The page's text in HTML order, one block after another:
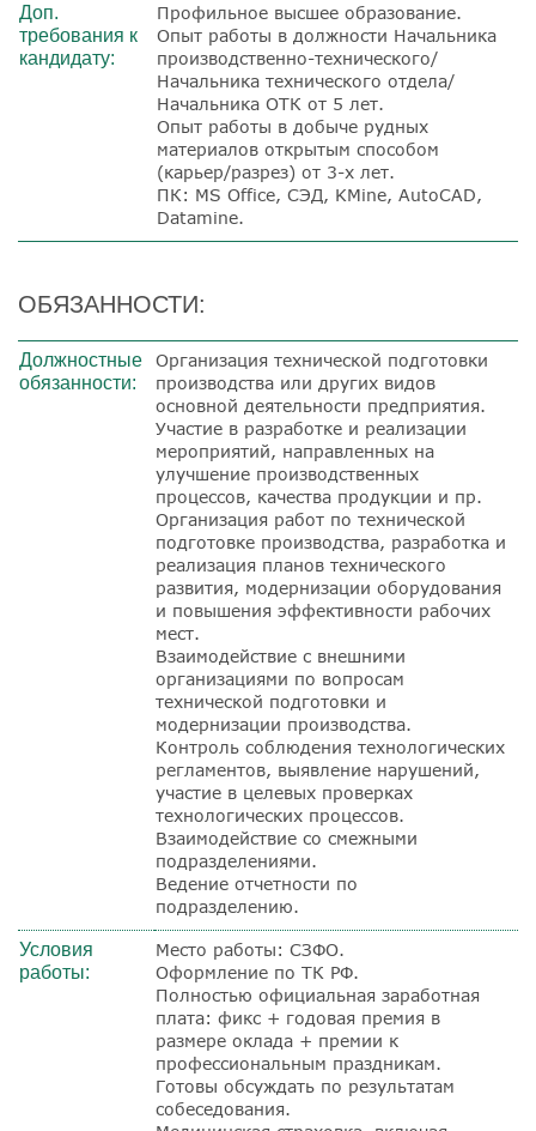
Доп.
требования к
кандидату:
Профильное высшее образование.
Опыт работы в должности Начальника
производственно-технического/
Начальника технического отдела/
Начальника ОТК от 5 лет.
Опыт работы в добыче рудных
материалов открытым способом
(карьер/разрез) от 3-х лет.
ПК: MS Office, СЭД, KMine, AutoCAD,
Datamine.
ОБЯЗАННОСТИ:
Должностные
обязанности:
Организация технической подготовки
производства или других видов
основной деятельности предприятия.
Участие в разработке и реализации
мероприятий, направленных на
улучшение производственных
процессов, качества продукции и пр.
Организация работ по технической
подготовке производства, разработка и
реализация планов технического
развития, модернизации оборудования
и повышения эффективности рабочих
мест.
Взаимодействие с внешними
организациями по вопросам
технической подготовки и
модернизации производства.
Контроль соблюдения технологических
регламентов, выявление нарушений,
участие в целевых проверках
технологических процессов.
Взаимодействие со смежными
подразделениями.
Ведение отчетности по
подразделению.
Условия
работы:
Место работы: СЗФО.
Оформление по ТК РФ.
Полностью официальная заработная
плата: фикс + годовая премия в
размере оклада + премии к
профессиональным праздникам.
Готовы обсуждать по результатам
собеседования.